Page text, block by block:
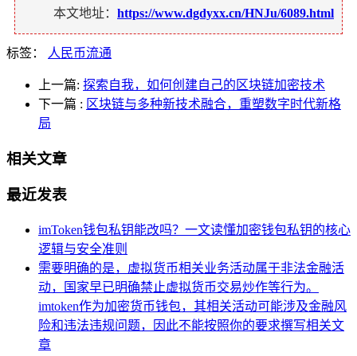
本文地址： https://www.dgdyxx.cn/HNJu/6089.html
标签： 人民币流通
上一篇: 探索自我，如何创建自己的区块链加密技术
下一篇 : 区块链与多种新技术融合，重塑数字时代新格
局
相关文章
最近发表
imToken钱包私钥能改吗？一文读懂加密钱包私钥的核心
逻辑与安全准则
需要明确的是，虚拟货币相关业务活动属于非法金融活
动，国家早已明确禁止虚拟货币交易炒作等行为。
imtoken作为加密货币钱包，其相关活动可能涉及金融风
险和违法违规问题，因此不能按照你的要求撰写相关文
章